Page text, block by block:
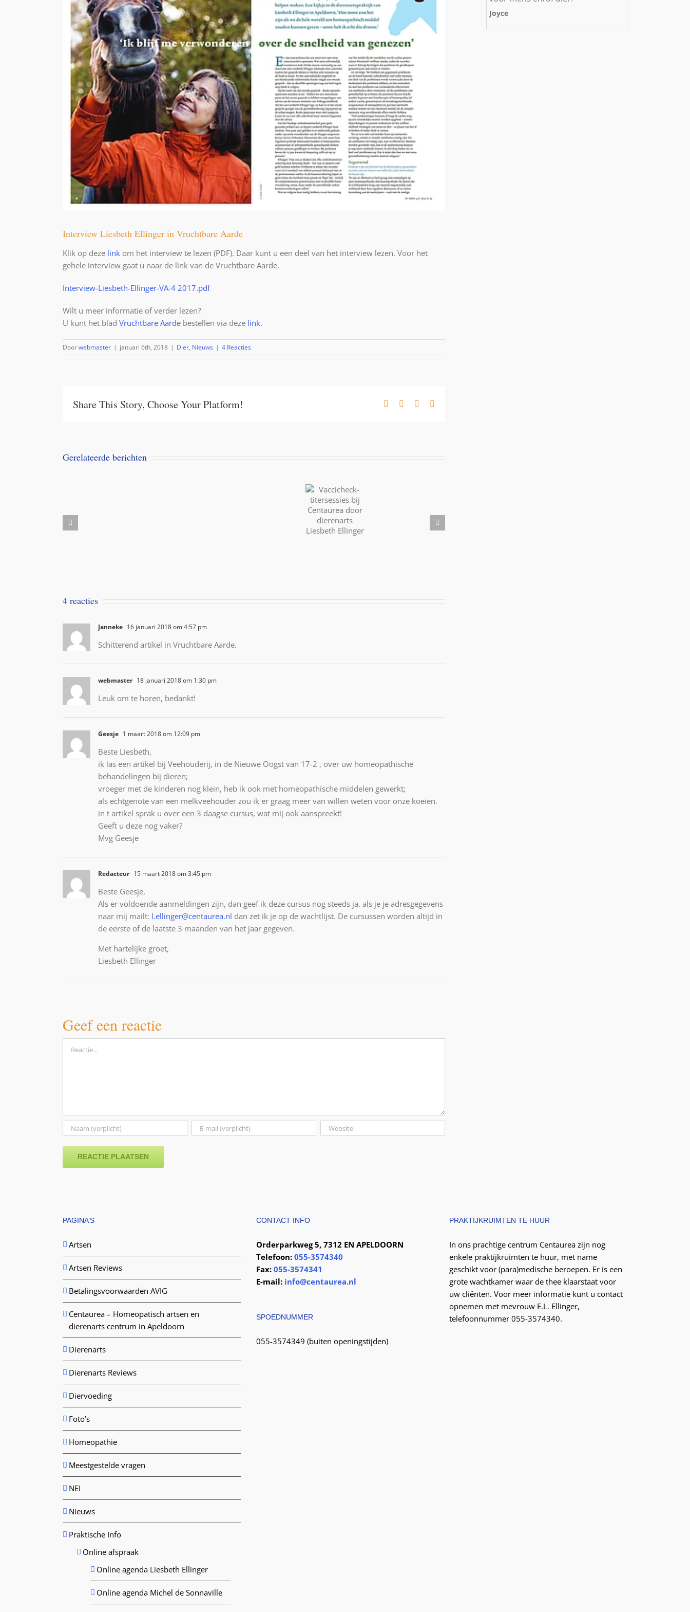
Interview Liesbeth Ellinger in Vruchtbare Aarde
Klik op deze link om het interview te lezen (PDF). Daar kunt u een deel van het interview lezen. Voor het
gehele interview gaat u naar de link van de Vruchtbare Aarde.
Interview-Liesbeth-Ellinger-VA-4 2017.pdf
Wilt u meer informatie of verder lezen?
U kunt het blad Vruchtbare Aarde bestellen via deze link.
Doorwebmaster | januari 6th, 2018 | Dier, Nieuws | 4 Reacties
Share This Story, Choose Your Platform! Facebook LinkedIn
Gerelateerde berichten
Vaccicheck-
Vuurwerkangst
4 reacties
Janneke 16 januari 2018 om 4:57 pm
Schitterend artikel in Vruchtbare Aarde.
webmaster 18 januari 2018 om 1:30 pm
Leuk om te horen, bedankt!
Geesje 1 maart 2018 om 12:09 pm
Beste Liesbeth,
ik las een artikel bij Veehouderij, in de Nieuwe Oogst van 17-2 , over uw homeopathische
behandelingen bij dieren;
vroeger met de kinderen nog klein, heb ik ook met homeopathische middelen gewerkt;
als echtgenote van een melkveehouder zou ik er graag meer van willen weten voor onze koeien.
in t artikel sprak u over een 3 daagse cursus, wat mij ook aanspreekt!
Geeft u deze nog vaker?
Mvg Geesje
Redacteur 15 maart 2018 om 3:45 pm
Beste Geesje,
Als er voldoende aanmeldingen zijn, dan geef ik deze cursus nog steeds ja. als je je adresgegevens
naar mij mailt: l.ellinger@centaurea.nl dan zet ik je op de wachtlijst. De cursussen worden altijd in
de eerste of de laatste 3 maanden van het jaar gegeven.
Met hartelijke groet,
Liesbeth Ellinger
Geef een reactie
Joyce
PAGINA’S
Artsen
Artsen Reviews
Betalingsvoorwaarden AVIG
Centaurea – Homeopatisch artsen en
dierenarts centrum in Apeldoorn
Dierenarts
Dierenarts Reviews
Diervoeding
Foto’s
Homeopathie
Meestgestelde vragen
NEI
Nieuws
Praktische Info
Online afspraak
Online agenda Liesbeth Ellinger
Online agenda Michel de Sonnaville
CONTACT INFO
Orderparkweg 5, 7312 EN APELDOORN
Telefoon: 055-3574340
Fax: 055-3574341
E-mail: info@centaurea.nl
SPOEDNUMMER
055-3574349 (buiten openingstijden)
PRAKTIJKRUIMTEN TE HUUR
In ons prachtige centrum Centaurea zijn nog
enkele praktijkruimten te huur, met name
geschikt voor (para)medische beroepen. Er is een
grote wachtkamer waar de thee klaarstaat voor
uw cliënten. Voor meer informatie kunt u contact
opnemen met mevrouw E.L. Ellinger,
telefoonnummer 055-3574340.